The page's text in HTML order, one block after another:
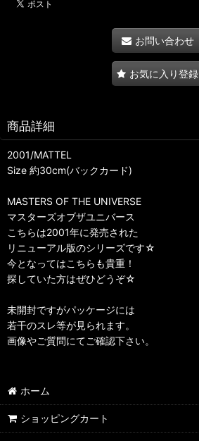
お問い合わせ
お気に入り登録
商品詳細
2001/MATTEL
Size 約30cm(バックカード)
MASTERS OF THE UNIVERSE
マスターズオブザユニバース
こちらは2001年に発売された
リニューアル版のシリーズです☆
今となってはこちらも貴重！
探していた方はぜひどうぞ☆
未開封ですがパッケージには
若干のスレ等が見られます。
画像やご質問にてご確認下さい。
ホーム
ショッピングカート